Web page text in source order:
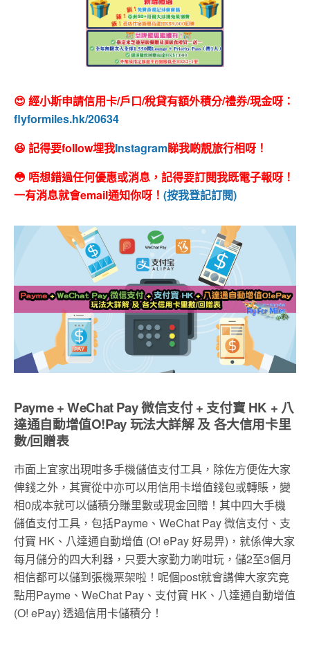
😍 經小斯申請信用卡/戶口/稅貸有額外積分/禮券/現金呀：
flyformiles.hk/20634
😆 記得要follow埋我Instagram睇我啲靚旅行相呀！
😳 唔想錯過任何優惠或消息，記得要訂閱我既電子報呀！
一有消息就會email通知你呀！ (按我登記訂閱)
Payme + WeChat Pay 微信支付 + 支付寶 HK + 八
達通自動增值O!Pay 玩法大詳解 及 各大信用卡里
數/回贈表
市面上宜家出現咁多手機儲值支付工具，除佐方便佐大家
俾錢之外，其實從中亦可以用信用卡增值錢包或轉賬，變
相0成本就可以儲積分賺里數或現金回贈！其中四大手機
儲值支付工具，包括Payme、WeChat Pay 微信支付、支
付寶 HK、八達通自動增值 (O! ePay 好易畀)，就係俾大家
每月儲分的四大利器，只要大家勤力啲咁玩，儲2至3個月
相信都可以儲到張機票架啦！呢個post就會講俾大家究竟
點用Payme、WeChat Pay、支付寶 HK、八達通自動增值
(O! ePay) 透過信用卡儲積分！